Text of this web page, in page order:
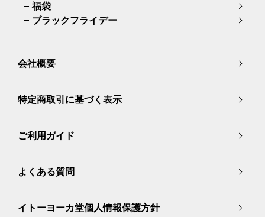
福袋
ブラックフライデー
会社概要
特定商取引に基づく表示
ご利用ガイド
よくある質問
イトーヨーカ堂個人情報保護方針